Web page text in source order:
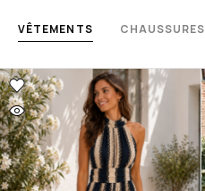
VÊTEMENTS CHAUSSURES